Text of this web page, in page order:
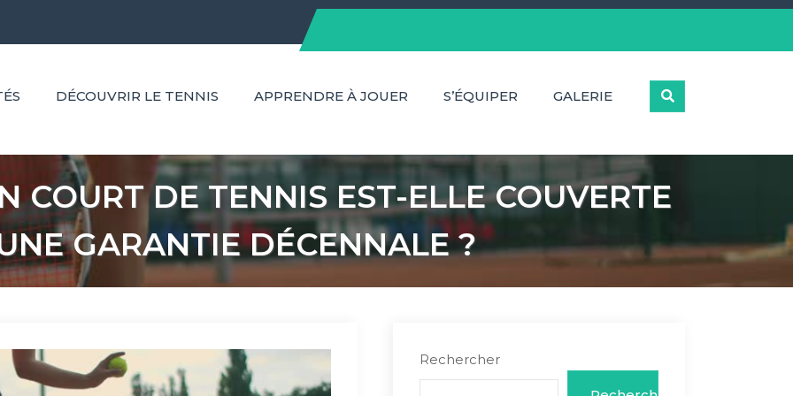
DÉCOUVRIR LE TENNIS APPRENDRE À JOUER S’ÉQUIPER GALERIE
COURT DE TENNIS EST-ELLE COUVERTE
GARANTIE DÉCENNALE ?
Rechercher